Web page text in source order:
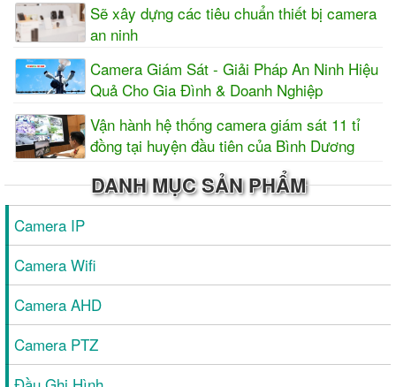
Sẽ xây dựng các tiêu chuẩn thiết bị camera
an ninh
Camera Giám Sát - Giải Pháp An Ninh Hiệu
Quả Cho Gia Đình & Doanh Nghiệp
Vận hành hệ thống camera giám sát 11 tỉ
đồng tại huyện đầu tiên của Bình Dương
DANH MỤC SẢN PHẨM
Camera IP
Camera Wifi
Camera AHD
Camera PTZ